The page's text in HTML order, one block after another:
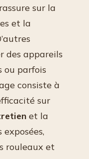
sur la
et la
des appareils
ou parfois
consiste à
sur
et la
rouleaux et